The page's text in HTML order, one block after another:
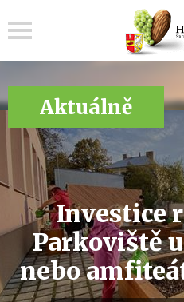
Aktuálně
Investice
Parkoviště
nebo